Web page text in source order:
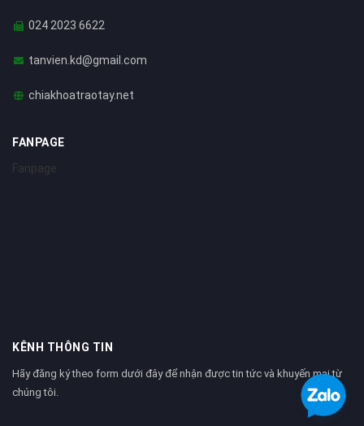
024 2023 6622
tanvien.kd@gmail.com
chiakhoatraotay.net
FANPAGE
Fanpage
KÊNH THÔNG TIN
Hãy đăng ký theo form dưới đây để nhận được tin tức và khuyến mại từ
chúng tôi.